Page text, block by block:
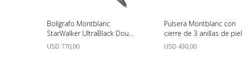
Bolígrafo Montblanc
StarWalker UltraBlack Doué
126366
USD 770,00
Pulsera Montblanc con
cierre de 3 anillas de piel
soft Referencia 136001.
USD 430,00